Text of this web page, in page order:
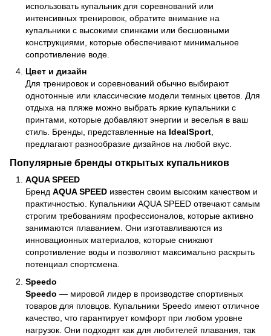
использовать купальник для соревнований или
интенсивных тренировок, обратите внимание на
купальники с высокими спинками или бесшовными
конструкциями, которые обеспечивают минимальное
сопротивление воде.
Цвет и дизайн
Для тренировок и соревнований обычно выбирают
однотонные или классические модели темных цветов. Для
отдыха на пляже можно выбрать яркие купальники с
принтами, которые добавляют энергии и веселья в ваш
стиль. Бренды, представленные на IdealSport,
предлагают разнообразие дизайнов на любой вкус.
Популярные бренды открытых купальников
AQUA SPEED
Бренд AQUA SPEED известен своим высоким качеством и
практичностью. Купальники AQUA SPEED отвечают самым
строгим требованиям профессионалов, которые активно
занимаются плаванием. Они изготавливаются из
инновационных материалов, которые снижают
сопротивление воды и позволяют максимально раскрыть
потенциал спортсмена.
Speedo
Speedo — мировой лидер в производстве спортивных
товаров для пловцов. Купальники Speedo имеют отличное
качество, что гарантирует комфорт при любом уровне
нагрузок. Они подходят как для любителей плавания, так